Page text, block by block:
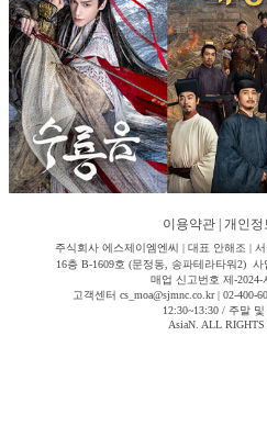
이용약관 개인정
주식회사 에스제이엠엔씨 | 대표 안해조 |
16층 B-1609호 (문정동, 송파테라타워2) 사
매업 신고번호 제-2024-
고객센터 cs_moa@sjmnc.co.kr | 02-400-
12:30~13:30 / 주말
AsiaN. ALL RIGHTS